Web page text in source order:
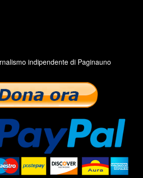
indipendente di Paginauno